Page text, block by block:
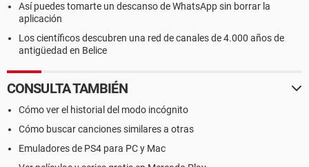
Así puedes tomarte un descanso de WhatsApp sin borrar la
aplicación
Los científicos descubren una red de canales de 4.000 años de
antigüedad en Belice
CONSULTA TAMBIÉN
Cómo ver el historial del modo incógnito
Cómo buscar canciones similares a otras
Emuladores de PS4 para PC y Mac